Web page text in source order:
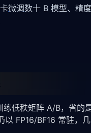
微调数十 B 模型、精
练低秩矩阵 A/B，省的
以 FP16/BF16 常驻，